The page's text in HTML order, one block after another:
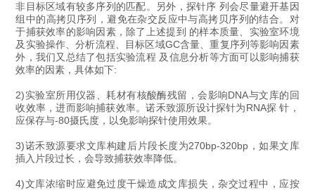
非目标区域有较多序列的匹配。另外，探针序 列会尽量避开基因
组中的高拷贝序列，避免在杂交反应中与高拷贝序列的结合。对
于捕获效率的影响因素，除了上述提到 的样本质量、实验室环境
及实验操作、分析流程、目标区域GC含量、重复序列等影响因素
外，我们又总结了包括实验流程 及信息分析等方面可以影响捕获
效率的因素，具体如下:
2)实验室所用仪器、耗材有核酸酶残留，会影响DNA与文库的回
收效率，进而影响捕获效率。诺禾致源所设计探针为RNA探 针，
应保存与-80摄氏度，以免影响探针使用效果。
3)诺禾致源要求文库构建后片段长度为270bp-320bp，如果文库
插入片段过长，会导致捕获效率降低。
4)文库浓缩时应避免过度干燥造成文库损失，杂交过程中，应按